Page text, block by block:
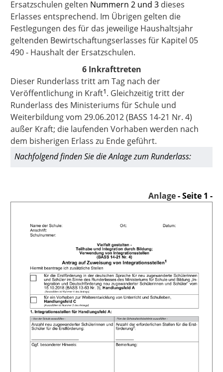
Ersatzschulen gelten Nummern 2 und 3 dieses
Erlasses entsprechend. Im Übrigen gelten die
Festlegungen des für das jeweilige Haushaltsjahr
geltenden Bewirtschaftungserlasses für Kapitel 05
490 - Haushalt der Ersatzschulen.
6 Inkrafttreten
Dieser Runderlass tritt am Tag nach der
Veröffentlichung in Kraft1. Gleichzeitig tritt der
Runderlass des Ministeriums für Schule und
Weiterbildung vom 29.06.2012 (BASS 14-21 Nr. 4)
außer Kraft; die laufenden Vorhaben werden nach
dem bisherigen Erlass zu Ende geführt.
Nachfolgend finden Sie die Anlage zum Runderlass:
Anlage- Seite 1 -